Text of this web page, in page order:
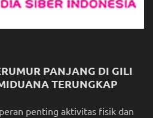
PANJANG DI GILI
TERUNGKAP
penting aktivitas fisik dan